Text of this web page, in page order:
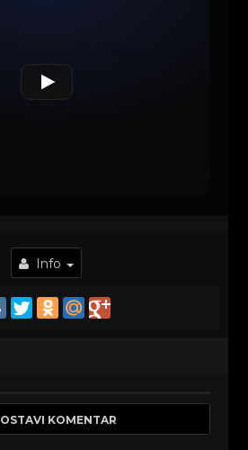
Info
OSTAVI KOMENTAR